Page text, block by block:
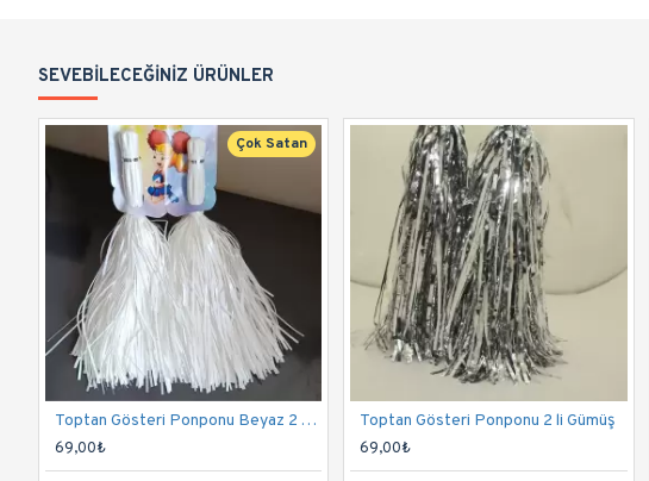
SEVEBILECEĞINIZ ÜRÜNLER
Çok Satan
Toptan Gösteri Ponponu Beyaz 2 Adet
69,00₺
Toptan Gösteri Ponponu 2 li Gümüş
69,00₺